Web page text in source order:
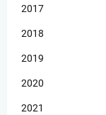
2017
2018
2019
2020
2021